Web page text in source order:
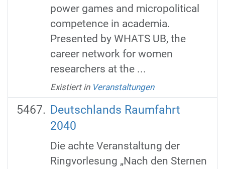
power games and micropolitical
competence in academia.
Presented by WHATS UB, the
career network for women
researchers at the ...
Existiert in Veranstaltungen
Deutschlands Raumfahrt
2040
Die achte Veranstaltung der
Ringvorlesung „Nach den Sternen